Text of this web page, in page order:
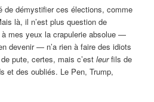
de démystifier ces élections, comme
là, il n’est plus question de
mes yeux la crapulerie absolue —
devenir — n’a rien à faire des idiots
pute, certes, mais c’estleurfils de
et des oubliés. Le Pen, Trump,